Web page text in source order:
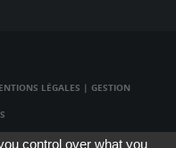
LÉGALES |GESTION
|TAIWAN WEBCAM LIVE
control over what you